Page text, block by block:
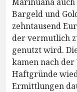
Bargeld und
zehntausend
der vermutlich
genutzt wird.
kamen nach
Haftgründe
Ermittlungen